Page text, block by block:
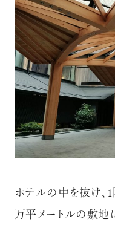
ホテルの中を抜け、1
万平メートルの敷地